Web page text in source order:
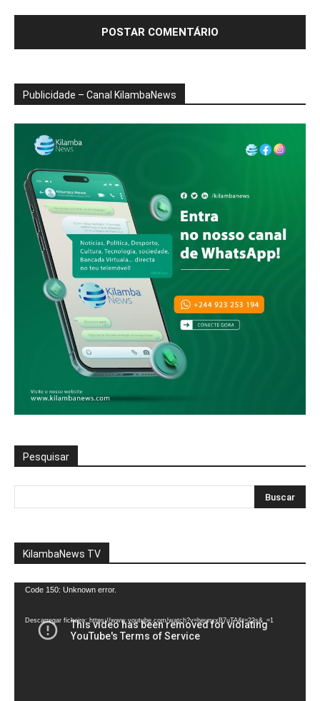
Publicidade – Canal KilambaNews
Pesquisar
KilambaNews TV
Reprodutor
vídeo
Code 150: Unknown error.
Descarregar ficheiro: https://www.youtube.com/watch?v=heunxxB7uTA&t=22s&_=1